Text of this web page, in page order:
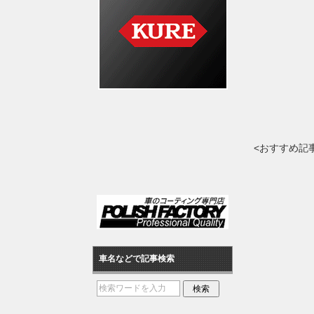
<おすすめ記
車名などで記事検索